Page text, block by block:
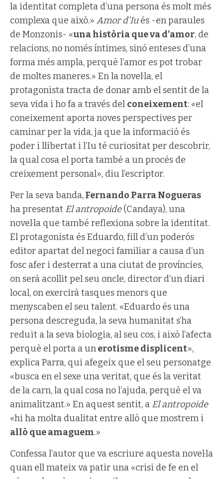
la identitat completa d’una persona és molt més
complexa que això.» Amor d’Iués -en paraules
de Monzonis- «una història que va d’amor, de
relacions, no només íntimes, sinó enteses d’una
forma més ampla, perquè l’amor es pot trobar
de moltes maneres.» En la novel·la, el
protagonista tracta de donar amb el sentit de la
seva vida i ho fa a través del coneixement: «el
coneixement aporta noves perspectives per
caminar per la vida, ja que la informació és
poder i llibertat i l’Iu té curiositat per descobrir,
la qual cosa el porta també a un procés de
creixement personal», diu l’escriptor.
Per la seva banda,Fernando Parra Nogueras
ha presentat El antropoide(Candaya), una
novel·la que també reflexiona sobre la identitat.
El protagonista és Eduardo, fill d’un poderós
editor apartat del negoci familiar a causa d’un
fosc afer i desterrat a una ciutat de províncies,
on serà acollit pel seu oncle, director d’un diari
local, on exercirà tasques menors que
menyscaben el seu talent. «Eduardo és una
persona descreguda, la seva humanitat s’ha
reduït a la seva biologia, al seu cos, i això l’afecta
perquè el porta a unerotisme displicent»,
explica Parra, qui afegeix que el seu personatge
«busca en el sexe una veritat, que és la veritat
de la carn, la qual cosa no l’ajuda, perquè el va
animalitzant.» En aquest sentit, a El antropoide
«hi ha molta dualitat entre allò que mostrem i
allò que amaguem.»
Confessa l’autor que va escriure aquesta novel·la
quan ell mateix va patir una «crisi de fe en el